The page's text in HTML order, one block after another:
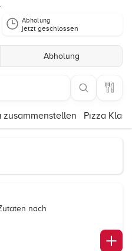
Abholung
jetzt geschlossen
Abholung
zusammenstellen Pizza
nach